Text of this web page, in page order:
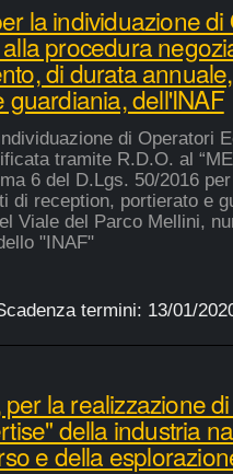
la individuazione
procedura
di durata
dell'INAF
di Operatori
tramite R.D.O. al
6 del D.Lgs. 50/2016
di reception, portierato e
Viale del Parco Mellini,
"INAF"
termini: 13/01/
la realizzazione
della industria
e della